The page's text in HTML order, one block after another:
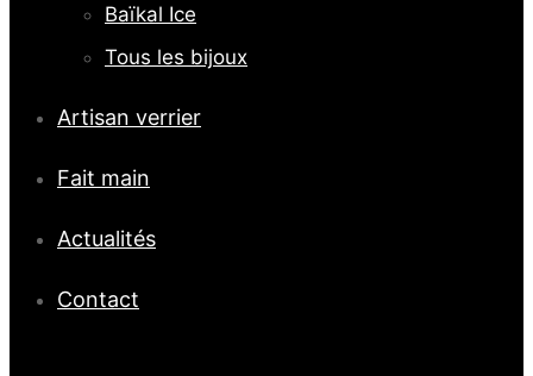
Baïkal Ice
Tous les bijoux
Artisan verrier
Fait main
Actualités
Contact